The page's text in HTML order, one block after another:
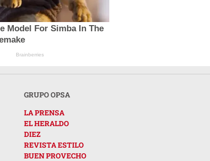
Model For Simba In The
Brainberries
GRUPO OPSA
LA PRENSA
EL HERALDO
DIEZ
REVISTA ESTILO
BUEN PROVECHO